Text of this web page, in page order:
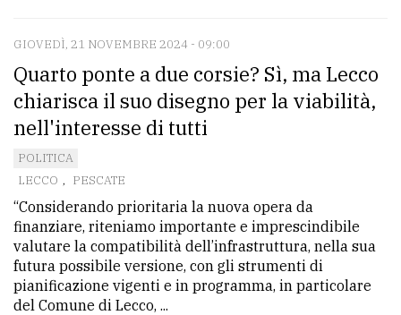
GIOVEDÌ, 21 NOVEMBRE 2024 - 09:00
Quarto ponte a due corsie? Sì, ma Lecco
chiarisca il suo disegno per la viabilità,
nell'interesse di tutti
POLITICA
LECCO , PESCATE
“Considerando prioritaria la nuova opera da
finanziare, riteniamo importante e imprescindibile
valutare la compatibilità dell’infrastruttura, nella sua
futura possibile versione, con gli strumenti di
pianificazione vigenti e in programma, in particolare
del Comune di Lecco, ...